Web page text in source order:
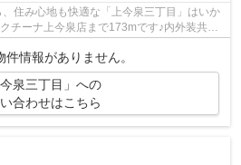
住み心地も快適な「上今泉三丁目」はいか
チーナ上今泉店まで173mです♪内外装共に
件情報がありません。
今泉三丁目」への
合わせはこちら